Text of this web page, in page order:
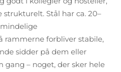
Stål har ca. 20–
rammerne forbliver stabile,
sidder på dem eller
– noget, der sker hele